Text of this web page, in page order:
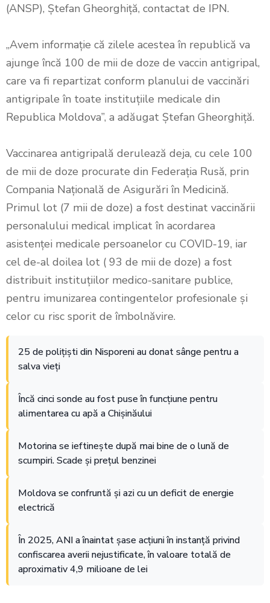
(ANSP), Ștefan Gheorghiță, contactat de IPN.
„Avem informație că zilele acestea în republică va
ajunge încă 100 de mii de doze de vaccin antigripal,
care va fi repartizat conform planului de vaccinări
antigripale în toate instituțiile medicale din
Republica Moldova”, a adăugat Ștefan Gheorghiță.
Vaccinarea antigripală derulează deja, cu cele 100
de mii de doze procurate din Federația Rusă, prin
Compania Națională de Asigurări în Medicină.
Primul lot (7 mii de doze) a fost destinat vaccinării
personalului medical implicat în acordarea
asistenței medicale persoanelor cu COVID-19, iar
cel de-al doilea lot ( 93 de mii de doze) a fost
distribuit instituțiilor medico-sanitare publice,
pentru imunizarea contingentelor profesionale și
celor cu risc sporit de îmbolnăvire.
25 de polițiști din Nisporeni au donat sânge pentru a
salva vieți
Încă cinci sonde au fost puse în funcțiune pentru
alimentarea cu apă a Chișinăului
Motorina se ieftinește după mai bine de o lună de
scumpiri. Scade și prețul benzinei
Moldova se confruntă și azi cu un deficit de energie
electrică
În 2025, ANI a înaintat șase acțiuni în instanță privind
confiscarea averii nejustificate, în valoare totală de
aproximativ 4,9 milioane de lei